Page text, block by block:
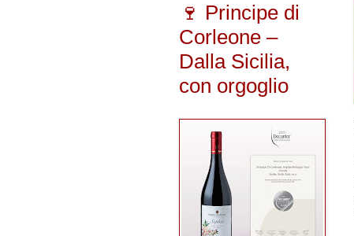
🍷 Principe di
Corleone –
Dalla Sicilia,
con orgoglio